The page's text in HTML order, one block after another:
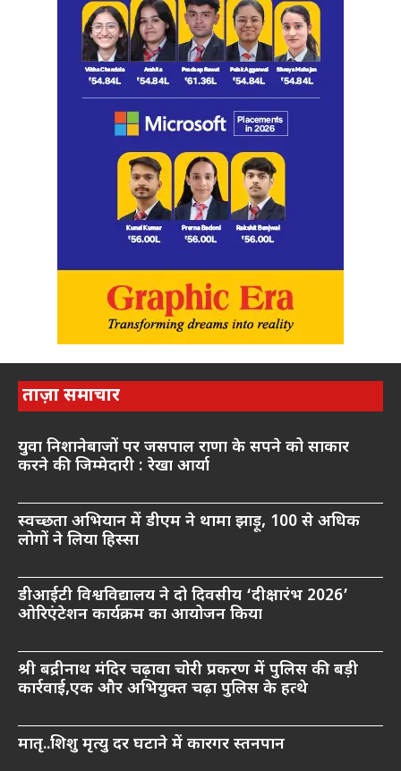
ताज़ा समाचार
युवा निशानेबाजों पर जसपाल राणा के सपने को साकार
करने की जिम्मेदारी : रेखा आर्या
स्वच्छता अभियान में डीएम ने थामा झाड़ू, 100 से अधिक
लोगों ने लिया हिस्सा
डीआईटी विश्वविद्यालय ने दो दिवसीय ‘दीक्षारंभ 2026’
ओरिएंटेशन कार्यक्रम का आयोजन किया
श्री बद्रीनाथ मंदिर चढ़ावा चोरी प्रकरण में पुलिस की बड़ी
कार्रवाई,एक और अभियुक्त चढ़ा पुलिस के हत्थे
मातृ..शिशु मृत्यु दर घटाने में कारगर स्तनपान